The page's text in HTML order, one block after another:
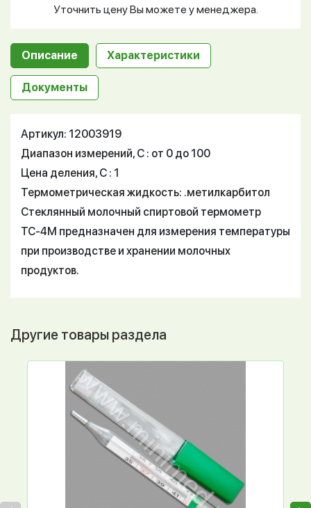
Уточнить цену Вы можете у менеджера.
Описание Характеристики
Документы
Артикул: 12003919
Диапазон измерений, С : от 0 до 100
Цена деления, С : 1
Термометрическая жидкость: .метилкарбитол
Стеклянный молочный спиртовой термометр
ТС-4М предназначен для измерения температуры
при производстве и хранении молочных
продуктов.
Другие товары раздела